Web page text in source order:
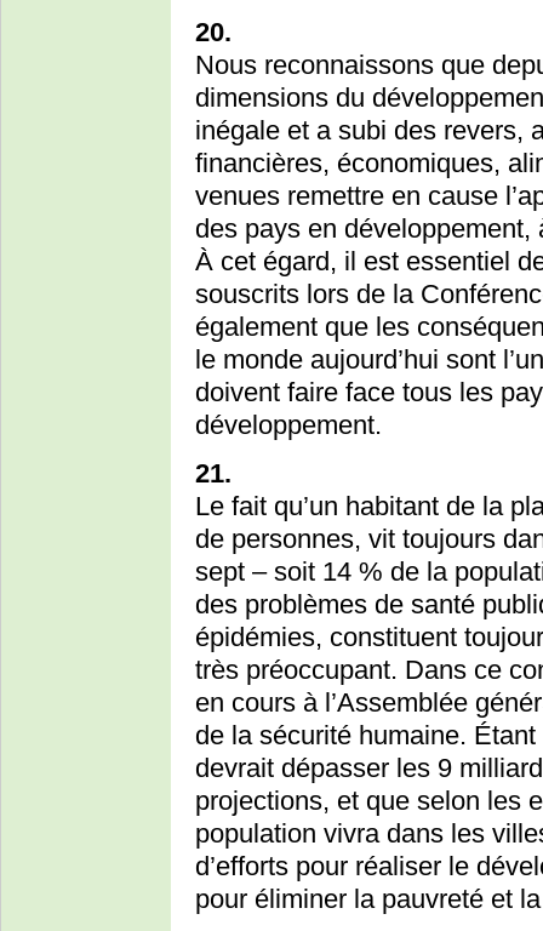
20.
Nous reconnaissons que
dimensions du
inégale et a subi des revers,
financières, économiques,
venues remettre en cause
des pays en
À cet égard, il est essentiel
souscrits lors de la
également que les
le monde aujourd’hui sont
doivent faire face tous les
développement.
21.
Le fait qu’un habitant de la
de personnes, vit toujours
sept – soit 14 % de la
des problèmes de santé
épidémies, constituent
très préoccupant. Dans ce
en cours à l’Assemblée
de la sécurité humaine.
devrait dépasser les 9
projections, et que selon les
population vivra dans les
d’efforts pour réaliser le
pour éliminer la pauvreté et